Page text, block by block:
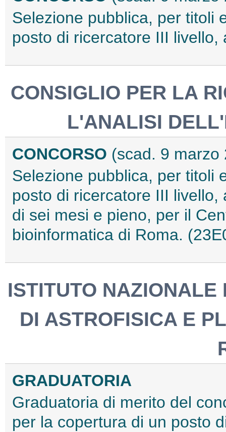
Selezione pubblica, per titoli
posto di ricercatore III
CONSIGLIO PER LA
L'ANALISI
CONCORSO (scad. 9 marzo
Selezione pubblica, per titoli
posto di ricercatore III
di sei mesi e pieno, per il
bioinformatica di Roma.
ISTITUTO NAZIONALE
DI ASTROFISICA E
GRADUATORIA
Graduatoria di merito del
per la copertura di un posto